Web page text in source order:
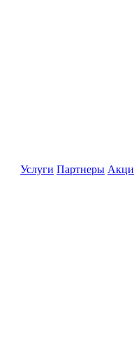
Услуги Партнеры